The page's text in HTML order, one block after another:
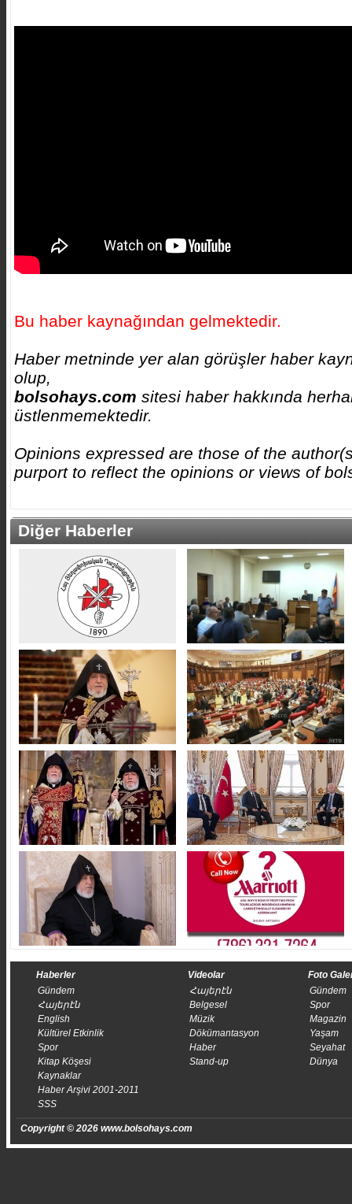
Bu haber kaynağından gelmektedir.
Haber metninde yer alan görüşler haber
olup,
bolsohays.com sitesi haber hakkında
üstlenmemektedir.
Opinions expressed are those of the
purport to reflect the opinions or views of
Diğer Haberler
Haberler
Gündem
Հայերէն
English
Kültürel Etkinlik
Spor
Kitap Köşesi
Kaynaklar
Haber Arşivi 2001-2011
SSS
Videolar
Հայերէն
Belgesel
Müzik
Dökümantasyon
Haber
Stand-up
Foto
Gündem
Spor
Magazin
Yaşam
Seyahat
Dünya
Copyright © 2026 www.bolsohays.com